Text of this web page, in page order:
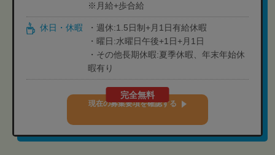
※月給+歩合給
休日・休暇
・週休:1.5日制+月1日有給休暇
・曜日:水曜日午後+1日+月1日
・その他長期休暇:夏季休暇、年末年始休
暇有り
完全無料
現在の募集要項を確認する